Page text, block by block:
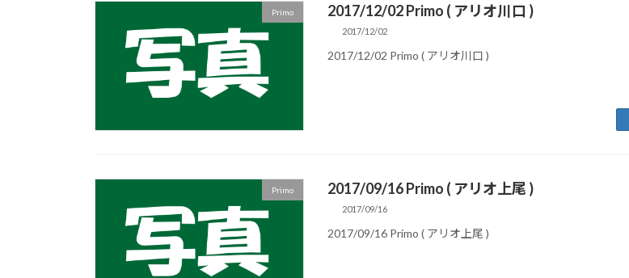
Primo 2017/12/02 Primo ( アリオ川口 )
2017/12/02
2017/12/02 Primo ( アリオ川口 )
Primo 2017/09/16 Primo ( アリオ上尾 )
2017/09/16
2017/09/16 Primo ( アリオ上尾 )